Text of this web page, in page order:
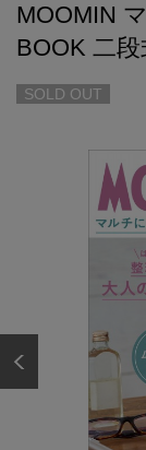
MOOMIN
BOOK 二段
SOLD OUT